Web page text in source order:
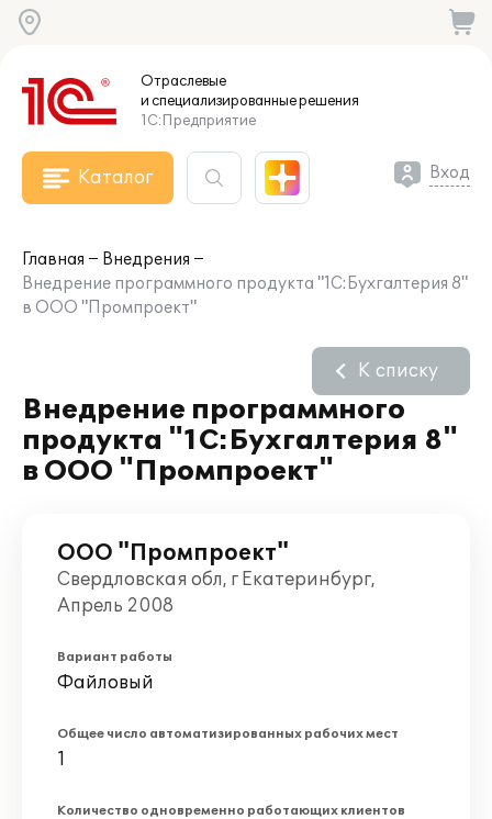
Отраслевые
и специализированныерешения
1С:Предприятие
Каталог Вход
Главная
Внедрения
Внедрение программного продукта "1С:Бухгалтерия 8"
в ООО "Промпроект"
Внедрение программного
продукта "1С:Бухгалтерия 8"
в ООО "Промпроект"
К списку
ООО "Промпроект"
Свердловская обл, г Екатеринбург,
Апрель 2008
Вариант работы
Файловый
Общее число автоматизированных рабочих мест
1
Количество одновременно работающих клиентов